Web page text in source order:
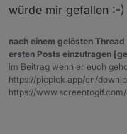
windows-
den Status sofort
darstellbar.
würde mir gefallen :-)
nach einem gelösten
ersten Posts einzutragen
im Beitrag wenn er euch
https://picpick.app/en/
https://